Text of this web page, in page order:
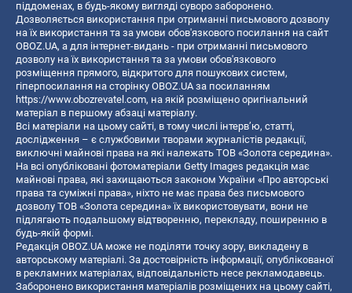
піддоменах, в будь-якому вигляді суворо заборонено.
Дозволяється використання при отриманні письмового дозволу
на їх використання та за умови обов'язкового посилання на сайт
OBOZ.UA, а для інтернет-видань - при отриманні письмового
дозволу на їх використання та за умови обов'язкового
розміщення прямого, відкритого для пошукових систем,
гіперпосилання на сторінку OBOZ.UA за посиланням
https://www.obozrevatel.com, на якій розміщено оригінальний
матеріал в першому абзаці матеріалу.
Всі матеріали на цьому сайті, в тому числі інтерв’ю, статті,
дослідження – є службовими творами журналістів редакції,
виключні майнові права на які належать ТОВ «Золота середина».
На всі опубліковані фотоматеріали Getty Images редакція має
майнові права, які захищаються законом України «Про авторські
права та суміжні права», ніхто не має права без письмового
дозволу ТОВ «Золота середина» їх використовувати, вони не
підлягають подальшому відтворенню, перекладу, поширенню в
будь-якій формі.
Редакція OBOZ.UA може не поділяти точку зору, викладену в
авторському матеріалі. За достовірність інформації, опублікованої
в рекламних матеріалах, відповідальність несе рекламодавець.
Заборонено використання матеріалів розміщених на цьому сайті,